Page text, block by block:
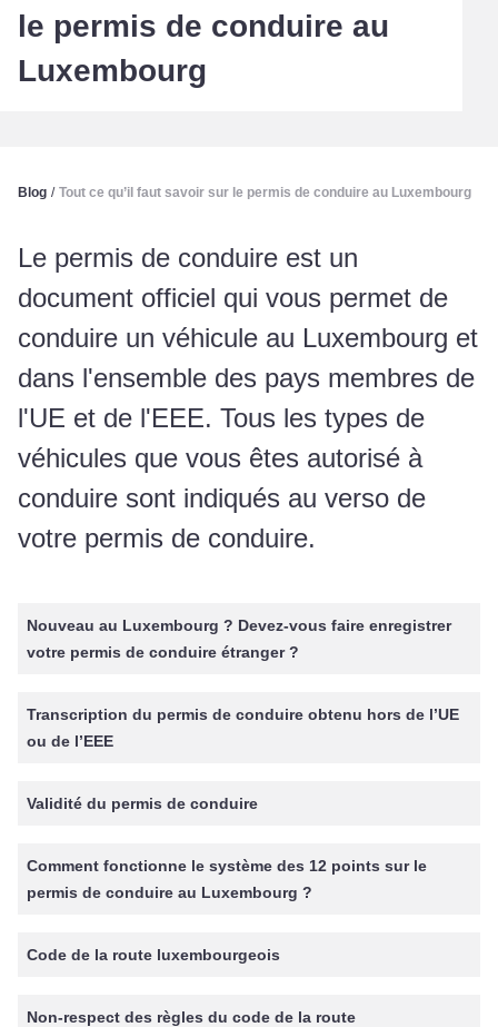
le permis de conduire au
Luxembourg
Blog / Tout ce qu’il faut savoir sur le permis de conduire au Luxembourg
Le permis de conduire est un
document officiel qui vous permet de
conduire un véhicule au Luxembourg et
dans l'ensemble des pays membres de
l'UE et de l'EEE. Tous les types de
véhicules que vous êtes autorisé à
conduire sont indiqués au verso de
votre permis de conduire.
Nouveau au Luxembourg ? Devez-vous faire enregistrer
votre permis de conduire étranger ?
Transcription du permis de conduire obtenu hors de l’UE
ou de l’EEE
Validité du permis de conduire
Comment fonctionne le système des 12 points sur le
permis de conduire au Luxembourg ?
Code de la route luxembourgeois
Non-respect des règles du code de la route